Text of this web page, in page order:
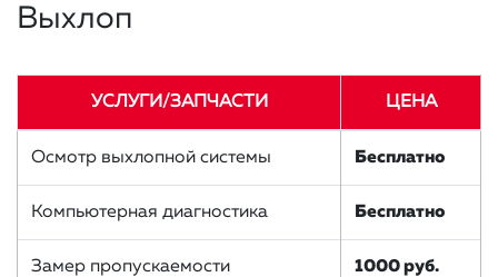
Выхлоп
УСЛУГИ/ЗАПЧАСТИ ЦЕНА
Осмотр выхлопной системы Бесплатно
Компьютерная диагностика Бесплатно
Замер пропускаемости
1000 руб.